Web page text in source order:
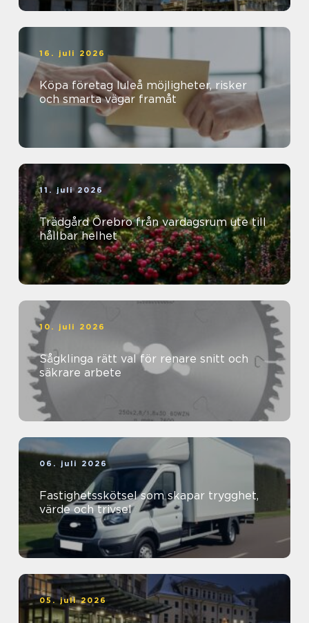
16. juli 2026
Köpa företag luleå möjligheter, risker
och smarta vägar framåt
11. juli 2026
Trädgård Örebro från vardagsrum ute till
hållbar helhet
10. juli 2026
Sågklinga rätt val för renare snitt och
säkrare arbete
06. juli 2026
Fastighetsskötsel som skapar trygghet,
värde och trivsel
05. juli 2026